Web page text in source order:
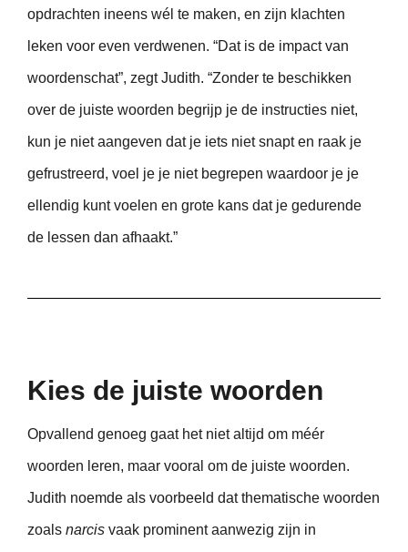
opdrachten ineens wél te maken, en zijn klachten
leken voor even verdwenen. “Dat is de impact van
woordenschat”, zegt Judith. “Zonder te beschikken
over de juiste woorden begrijp je de instructies niet,
kun je niet aangeven dat je iets niet snapt en raak je
gefrustreerd, voel je je niet begrepen waardoor je je
ellendig kunt voelen en grote kans dat je gedurende
de lessen dan afhaakt.”
Kies de juiste woorden
Opvallend genoeg gaat het niet altijd om méér
woorden leren, maar vooral om de juiste woorden.
Judith noemde als voorbeeld dat thematische woorden
zoals narcis vaak prominent aanwezig zijn in